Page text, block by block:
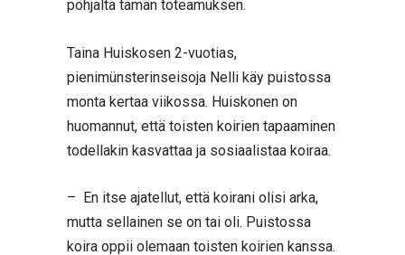
pohjalta tämän toteamuksen.
Taina Huiskosen 2-vuotias,
pienimünsterinseisoja Nelli käy puistossa
monta kertaa viikossa. Huiskonen on
huomannut, että toisten koirien tapaaminen
todellakin kasvattaa ja sosiaalistaa koiraa.
– En itse ajatellut, että koirani olisi arka,
mutta sellainen se on tai oli. Puistossa
koira oppii olemaan toisten koirien kanssa.